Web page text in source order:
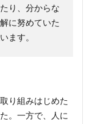
り、分からな
に努めていた
ます。
り組みはじめた
。一方で、人に